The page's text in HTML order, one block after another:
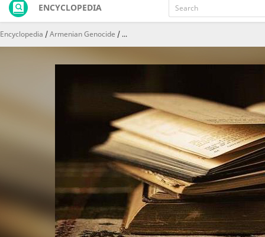
ENCYCLOPEDIA
Encyclopedia Armenian Genocide ...